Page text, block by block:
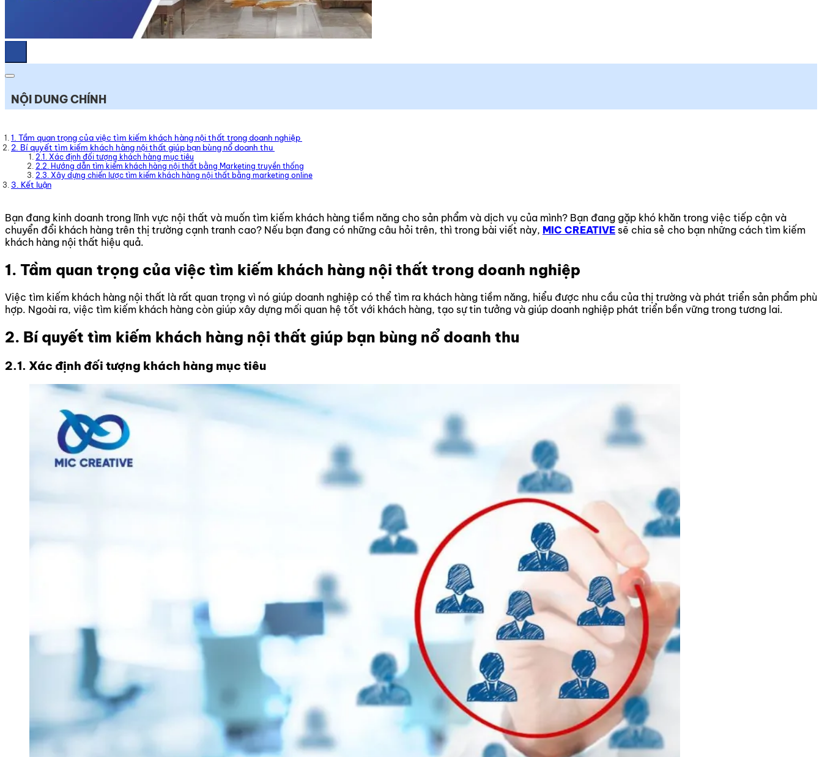
NỘI DUNG CHÍNH
1. Tầm quan trọng của việc tìm kiếm khách hàng nội thất trong doanh nghiệp
2. Bí quyết tìm kiếm khách hàng nội thất giúp bạn bùng nổ doanh thu
2.1. Xác định đối tượng khách hàng mục tiêu
2.2. Hướng dẫn tìm kiếm khách hàng nội thất bằng Marketing truyền thống
2.3. Xây dựng chiến lược tìm kiếm khách hàng nội thất bằng marketing online
3. Kết luận
Bạn đang kinh doanh trong lĩnh vực nội thất và muốn tìm kiếm khách hàng tiềm năng cho sản phẩm và dịch vụ của mình? Bạn đang gặp khó khăn trong việc tiếp cận và
chuyển đổi khách hàng trên thị trường cạnh tranh cao? Nếu bạn đang có những câu hỏi trên, thì trong bài viết này, MIC CREATIVE sẽ chia sẻ cho bạn những cách tìm kiếm
khách hàng nội thất hiệu quả.
1. Tầm quan trọng của việc tìm kiếm khách hàng nội thất trong doanh nghiệp
Việc tìm kiếm khách hàng nội thất là rất quan trọng vì nó giúp doanh nghiệp có thể tìm ra khách hàng tiềm năng, hiểu được nhu cầu của thị trường và phát triển sản phẩm phù
hợp. Ngoài ra, việc tìm kiếm khách hàng còn giúp xây dựng mối quan hệ tốt với khách hàng, tạo sự tin tưởng và giúp doanh nghiệp phát triển bền vững trong tương lai.
2. Bí quyết tìm kiếm khách hàng nội thất giúp bạn bùng nổ doanh thu
2.1. Xác định đối tượng khách hàng mục tiêu